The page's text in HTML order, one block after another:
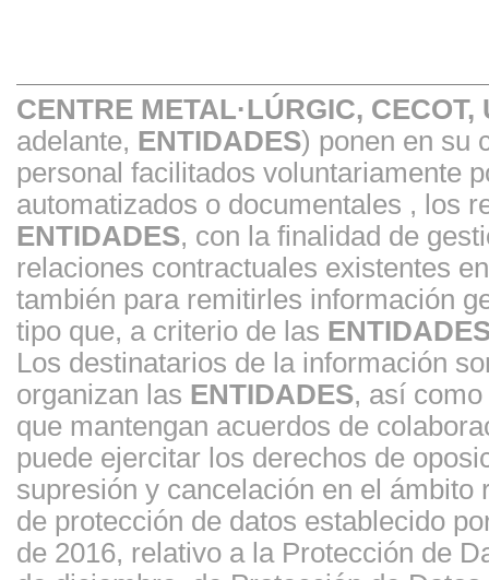
CENTRE METAL·LÚRGIC,
adelante, ENTIDADES) ponen en su
personal facilitados voluntariamente
automatizados o documentales , los
ENTIDADES, con la finalidad de
relaciones contractuales existentes
también para remitirles información
tipo que, a criterio de las
Los destinatarios de la información
organizan las ENTIDADES, así
que mantengan acuerdos de
puede ejercitar los derechos de
supresión y cancelación en el
de protección de datos establecido
de 2016, relativo a la Protección de